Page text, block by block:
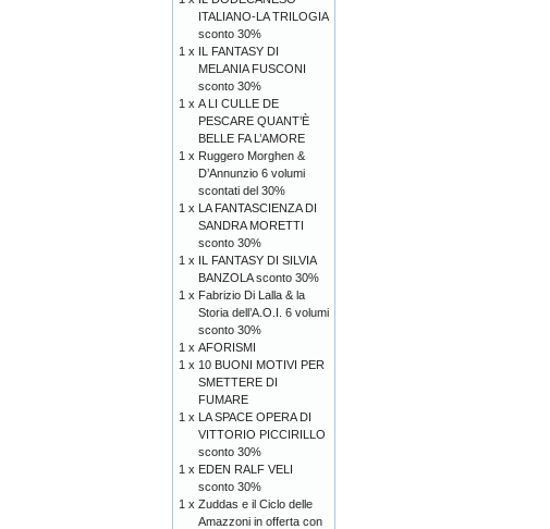
ITALIANO-LA TRILOGIA
sconto 30%
1 x IL FANTASY DI
MELANIA FUSCONI
sconto 30%
1 x A LI CULLE DE
PESCARE QUANT’È
BELLE FA L’AMORE
1 x Ruggero Morghen &
D’Annunzio 6 volumi
scontati del 30%
1 x LA FANTASCIENZA DI
SANDRA MORETTI
sconto 30%
1 x IL FANTASY DI SILVIA
BANZOLA sconto 30%
1 x Fabrizio Di Lalla & la
Storia dell’A.O.I. 6 volumi
sconto 30%
1 x AFORISMI
1 x 10 BUONI MOTIVI PER
SMETTERE DI
FUMARE
1 x LA SPACE OPERA DI
VITTORIO PICCIRILLO
sconto 30%
1 x EDEN RALF VELI
sconto 30%
1 x Zuddas e il Ciclo delle
Amazzoni in offerta con